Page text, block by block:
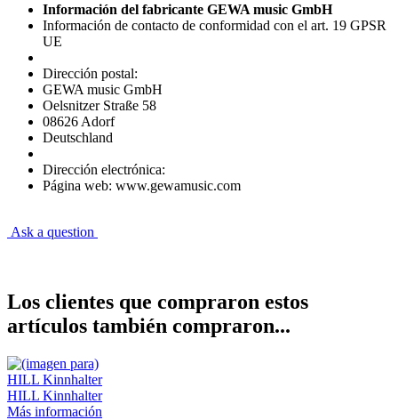
Información del fabricante GEWA music GmbH
Información de contacto de conformidad con el art. 19 GPSR
UE
Dirección postal:
GEWA music GmbH
Oelsnitzer Straße 58
08626 Adorf
Deutschland
Dirección electrónica:
Página web: www.gewamusic.com
Ask a question
Los clientes que compraron estos
artículos también compraron...
HILL Kinnhalter
Más información